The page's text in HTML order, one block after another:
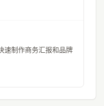
速制作商务汇报和品牌